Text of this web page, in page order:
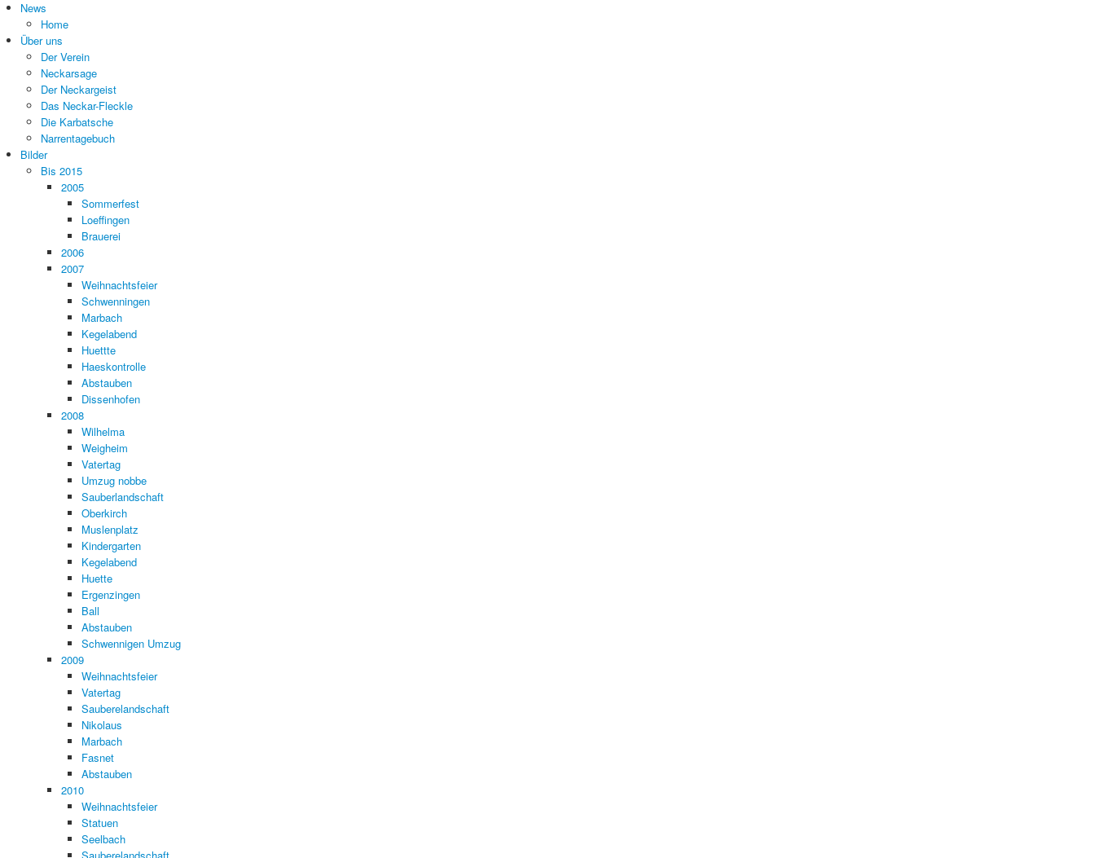
News
Home
Über uns
Der Verein
Neckarsage
Der Neckargeist
Das Neckar-Fleckle
Die Karbatsche
Narrentagebuch
Bilder
Bis 2015
2005
Sommerfest
Loeffingen
Brauerei
2006
2007
Weihnachtsfeier
Schwenningen
Marbach
Kegelabend
Huettte
Haeskontrolle
Abstauben
Dissenhofen
2008
Wilhelma
Weigheim
Vatertag
Umzug nobbe
Sauberlandschaft
Oberkirch
Muslenplatz
Kindergarten
Kegelabend
Huette
Ergenzingen
Ball
Abstauben
Schwennigen Umzug
2009
Weihnachtsfeier
Vatertag
Sauberelandschaft
Nikolaus
Marbach
Fasnet
Abstauben
2010
Weihnachtsfeier
Statuen
Seelbach